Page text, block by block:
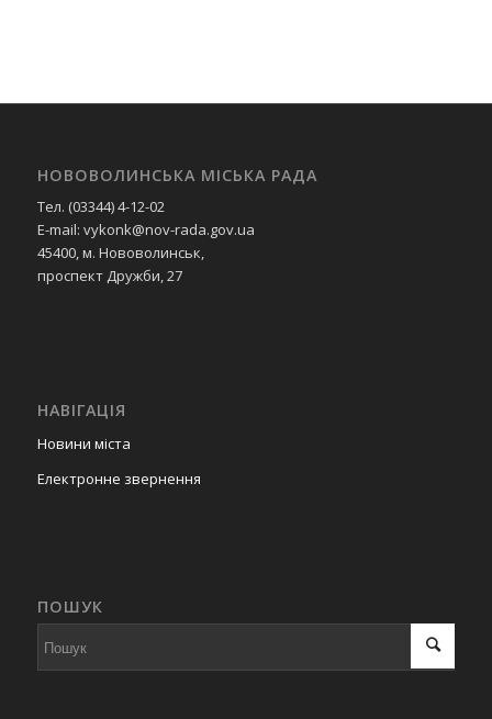
НОВОВОЛИНСЬКА МІСЬКА РАДА
Тел. (03344) 4-12-02
E-mail: vykonk@nov-rada.gov.ua
45400, м. Нововолинськ,
проспект Дружби, 27
НАВІГАЦІЯ
Новини міста
Електронне звернення
ПОШУК